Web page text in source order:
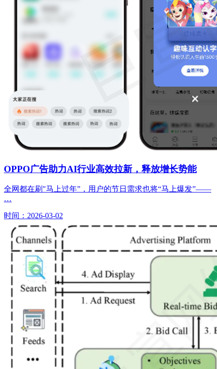
OPPO广告助力AI行业高效拉新，释放增长势能
全网都在刷"马上过年”，用户的节日需求也将“马上爆发”——
…
时间：2026-03-02